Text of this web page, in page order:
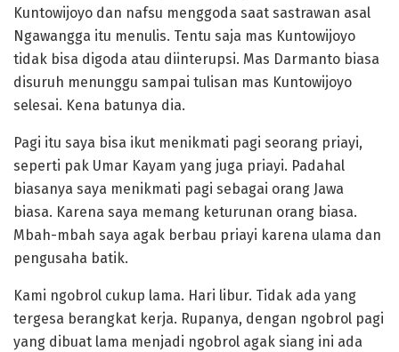
Kuntowijoyo dan nafsu menggoda saat sastrawan asal
Ngawangga itu menulis. Tentu saja mas Kuntowijoyo
tidak bisa digoda atau diinterupsi. Mas Darmanto biasa
disuruh menunggu sampai tulisan mas Kuntowijoyo
selesai. Kena batunya dia.
Pagi itu saya bisa ikut menikmati pagi seorang priayi,
seperti pak Umar Kayam yang juga priayi. Padahal
biasanya saya menikmati pagi sebagai orang Jawa
biasa. Karena saya memang keturunan orang biasa.
Mbah-mbah saya agak berbau priayi karena ulama dan
pengusaha batik.
Kami ngobrol cukup lama. Hari libur. Tidak ada yang
tergesa berangkat kerja. Rupanya, dengan ngobrol pagi
yang dibuat lama menjadi ngobrol agak siang ini ada